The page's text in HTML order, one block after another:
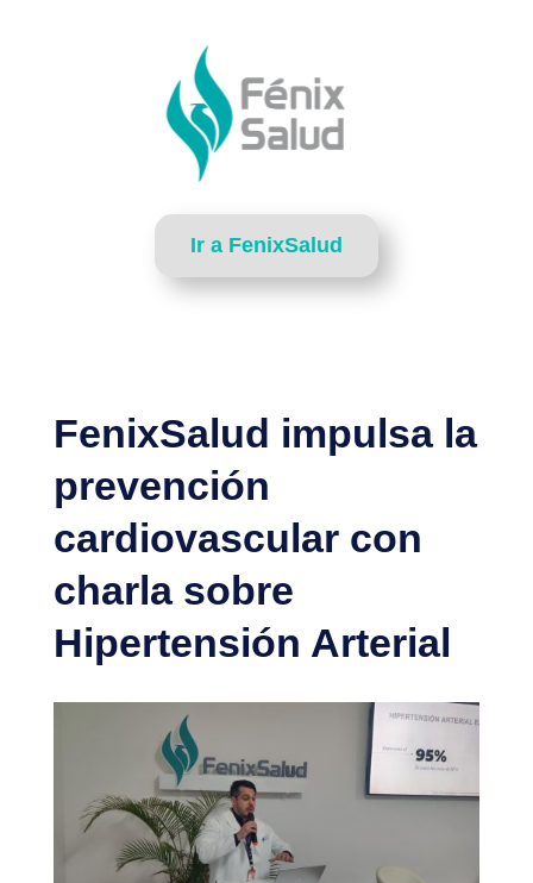
Ir a FenixSalud
FenixSalud impulsa la
prevención
cardiovascular con
charla sobre
Hipertensión Arterial